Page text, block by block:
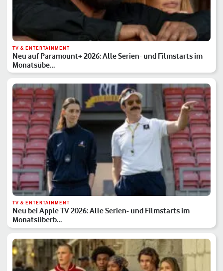
TV & ENTERTAINMENT
Neu auf Paramount+ 2026: Alle Serien- und Filmstarts im
Monatsübe…
TV & ENTERTAINMENT
Neu bei Apple TV 2026: Alle Serien- und Filmstarts im
Monatsüberb…